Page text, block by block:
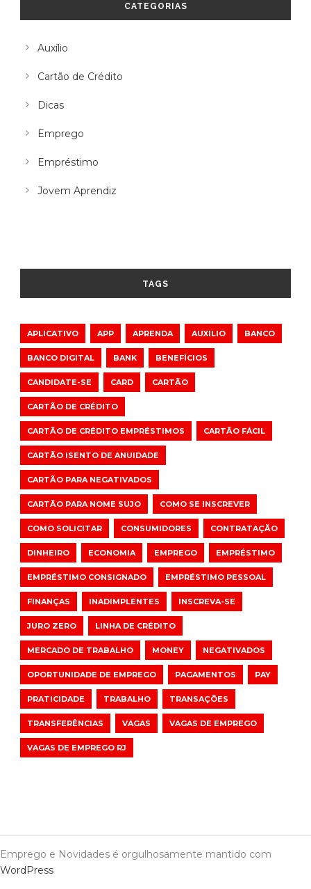
CATEGORIAS
Auxílio
Cartão de Crédito
Dicas
Emprego
Empréstimo
Jovem Aprendiz
TAGS
APLICATIVO APP APRENDA AUXILIO BANCO
BANCO DIGITAL BANK BENEFÍCIOS
CANDIDATE-SE CARD CARTÃO
CARTÃO DE CRÉDITO
CARTÃO DE CRÉDITO EMPRÉSTIMOS CARTÃO FÁCIL
CARTÃO ISENTO DE ANUIDADE
CARTÃO PARA NEGATIVADOS
CARTÃO PARA NOME SUJO COMO SE INSCREVER
COMO SOLICITAR CONSUMIDORES CONTRATAÇÃO
DINHEIRO ECONOMIA EMPREGO EMPRÉSTIMO
EMPRÉSTIMO CONSIGNADO EMPRÉSTIMO PESSOAL
FINANÇAS INADIMPLENTES INSCREVA-SE
JURO ZERO LINHA DE CRÉDITO
MERCADO DE TRABALHO MONEY NEGATIVADOS
OPORTUNIDADE DE EMPREGO PAGAMENTOS PAY
PRATICIDADE TRABALHO TRANSAÇÕES
TRANSFERÊNCIAS VAGAS VAGAS DE EMPREGO
VAGAS DE EMPREGO RJ
Emprego e Novidades é orgulhosamente mantido com
WordPress